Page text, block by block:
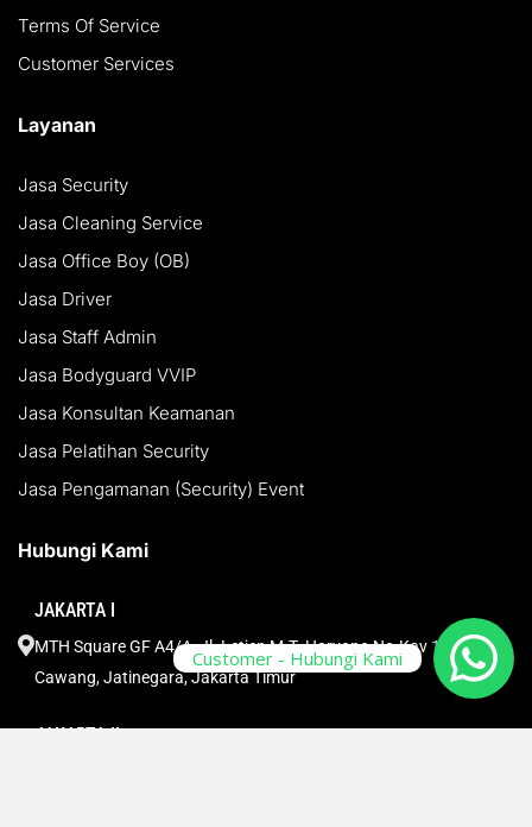
Terms Of Service
Customer Services
Layanan
Jasa Security
Jasa Cleaning Service
Jasa Office Boy (OB)
Jasa Driver
Jasa Staff Admin
Jasa Bodyguard VVIP
Jasa Konsultan Keamanan
Jasa Pelatihan Security
Jasa Pengamanan (Security) Event
Hubungi Kami
JAKARTA I
MTH Square GF A4/A, Jl. Letjen M.T. Haryono No.Kav 10 ,
Cawang, Jatinegara, Jakarta Timur
JAKARTA II
Customer - Hubungi Kami